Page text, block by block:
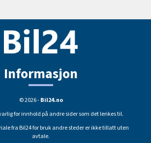
Informasjon
© 2026 -Bil24.no
for innhold på andre sider som det lenkes til.
fra Bil24 for bruk andre steder er ikke tillatt uten
avtale.